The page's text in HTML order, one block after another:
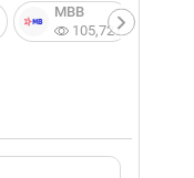
MBB
105,721